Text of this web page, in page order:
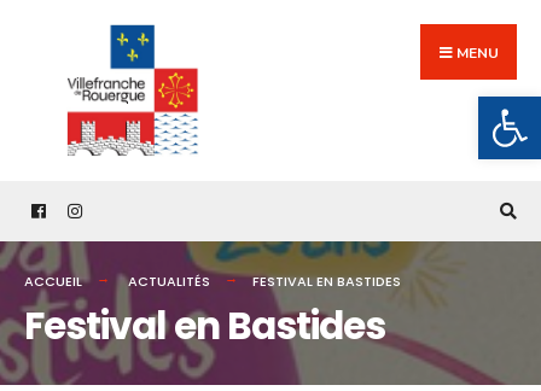
content
MENU
ACCUEIL ACTUALITÉS FESTIVAL EN BASTIDES
Festival en Bastides